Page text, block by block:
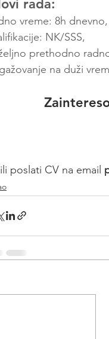
rada:
vreme: 8h
NK/SSS,
prethodno
na duži
ili poslati CV na email